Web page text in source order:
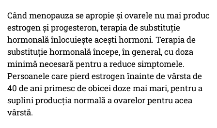
Când menopauza se apropie și ovarele nu mai produc
estrogen și progesteron, terapia de substituție
hormonală înlocuiește acești hormoni. Terapia de
substituție hormonală începe, în general, cu doza
minimă necesară pentru a reduce simptomele.
Persoanele care pierd estrogen înainte de vârsta de
40 de ani primesc de obicei doze mai mari, pentru a
suplini producția normală a ovarelor pentru acea
vârstă.